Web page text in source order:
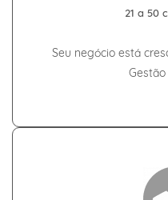
21 a 50
Seu negócio está
Gestão